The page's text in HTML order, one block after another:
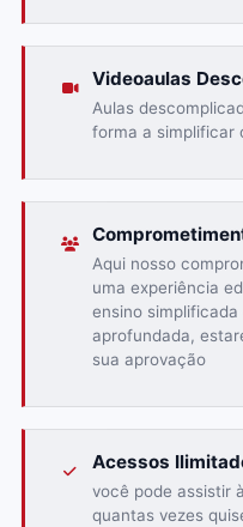
Videoaulas
Aulas
forma a simplificar
Aqui nosso
uma experiência
ensino
aprofundada,
sua aprovação
Acessos
você pode assistir
quantas vezes